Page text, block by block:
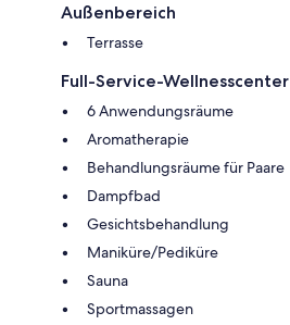
Außenbereich
Terrasse
Full-Service-Wellnesscenter
6 Anwendungsräume
Aromatherapie
Behandlungsräume für Paare
Dampfbad
Gesichtsbehandlung
Maniküre/Pediküre
Sauna
Sportmassagen